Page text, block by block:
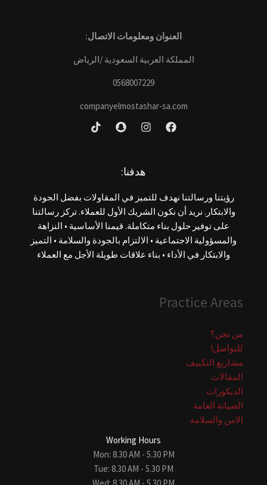
العنوان ومعلومات الاتصال:
المملكة العربية السعودية /الرياض
0568007229
companyelmostashar-sa.com
هدفنا:
رؤيتنا ورسالتنا نهدف للتميز في المقاولات بفضل الجودة
والابتكار. نريد أن نكون الشريك الأول للعملاء. تركز رسالتنا
على توفير حلول بناء متكاملة. قيمنا الأساسية • النزاهة
والمسؤولية الاجتماعية • الالتزام بالجودة والسلامة • التميز
والابتكار في الأداء • بناء علاقات طويلة الأجل مع العملاء
Practice Areas
من نحن؟
للتواصل!
مشاريع التكييف
المقالات
الديكورات
الصيانة العامة
الامن والسلامة
Working Hours
Mon: 8.30 AM - 5.30 PM
Tue: 8.30 AM - 5.30 PM